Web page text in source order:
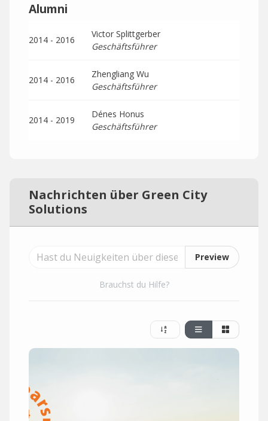
Alumni
2014 - 2016
Victor Splittgerber
Geschäftsführer
2014 - 2016
Zhengliang Wu
Geschäftsführer
2014 - 2019
Dénes Honus
Geschäftsführer
Nachrichten über Green City
Solutions
Preview
Brauchst du Hilfe?